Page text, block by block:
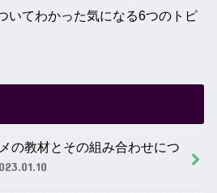
いてわかった気になる6つのトピ
の教材とその組み合わせにつ